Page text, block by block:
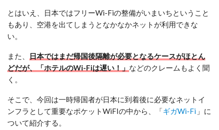
とはいえ、日本ではフリーWi-Fiの整備がいまいちということ
もあり、空港を出てしまうとなかなかネットが利用できな
い。
また、
日本ではまだ帰国後隔離が必要となるケースがほとん
どだが、「ホテルのWi-Fiは遅い！」 などのクレームもよく聞
く。
そこで、今回は一時帰国者が日本に到着後に必要なネットイ
ンフラとして重要なポケットWiFIの中から、「ギガWi-Fi 」に
ついて紹介する。